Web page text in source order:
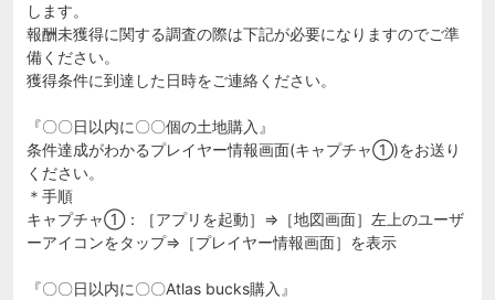
します。
報酬未獲得に関する調査の際は下記が必要になりますのでご準
備ください。
獲得条件に到達した日時をご連絡ください。
『〇〇日以内に〇〇個の土地購入』
条件達成がわかるプレイヤー情報画面(キャプチャ①)をお送り
ください。
＊手順
キャプチャ①：［アプリを起動］⇒［地図画面］左上のユーザ
ーアイコンをタップ⇒［プレイヤー情報画面］を表示
『〇〇日以内に〇〇Atlas bucks購入』